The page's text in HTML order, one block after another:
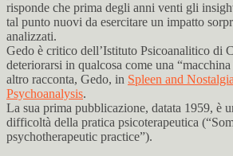
risponde che prima degli anni venti gli
tal punto nuovi da esercitare un impatto
analizzati.
Gedo è critico dell’Istituto Psicoanalitico di
deteriorarsi in qualcosa come una
altro racconta, Gedo, in Spleen and
Psychoanalysis.
La sua prima pubblicazione, datata 1959, è
difficoltà della pratica psicoterapeutica
psychotherapeutic practice”).